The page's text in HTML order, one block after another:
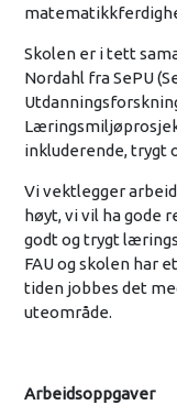
Skolen er i tett
Nordahl fra SePU
inkluderende, trygt
Vi vektlegger
høyt, vi vil ha gode
godt og trygt
FAU og skolen har
tiden jobbes det
uteområde.
Arbeidsoppgaver